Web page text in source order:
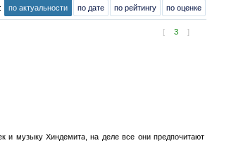
по актуальности по дате по рейтингу по оценке
[ 3 ]
и музыку Хиндемита, на деле все они предпочитают